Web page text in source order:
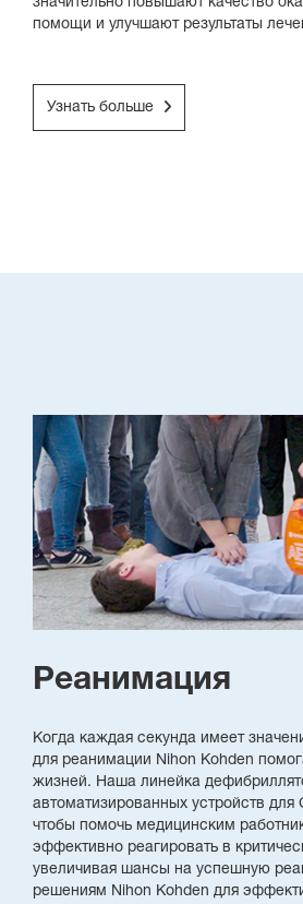
значительно повышают качество
помощи и улучшают результаты
Узнать больше
Реанимация
Когда каждая секунда имеет
для реанимации Nihon Kohden
жизней. Наша линейка
автоматизированных устройств
чтобы помочь медицинским
эффективно реагировать в
увеличивая шансы на успешную
решениям Nihon Kohden для